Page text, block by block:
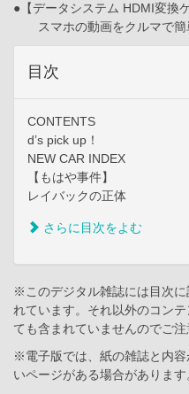
●【データシステム HDMI変換
スマホの動画をクルマで簡
目次
CONTENTS
d’s pick up！
NEW CAR INDEX
【もはや事件】
レイバックの正体
さらに目次をよむ
※このデジタル雑誌には目次
れています。それ以外のコン
ても含まれていませんのでご注
※電子版では、紙の雑誌と内
いページがある場合があります